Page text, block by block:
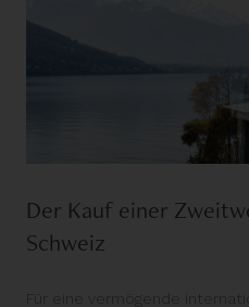
Der Kauf einer
Schweiz
Für eine vermögende